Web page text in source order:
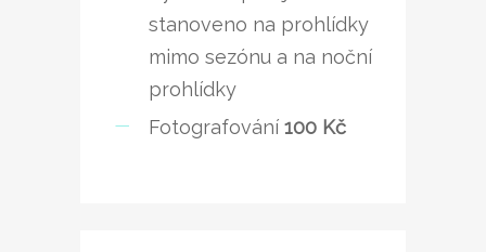
stanoveno na prohlídky
mimo sezónu a na noční
prohlídky
Fotografování 100 Kč